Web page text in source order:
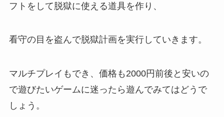
フトをして脱獄に使える道具を作り、
看守の目を盗んで脱獄計画を実行していきます。
マルチプレイもでき、価格も2000円前後と安いの
で遊びたいゲームに迷ったら遊んでみてはどうで
しょう。